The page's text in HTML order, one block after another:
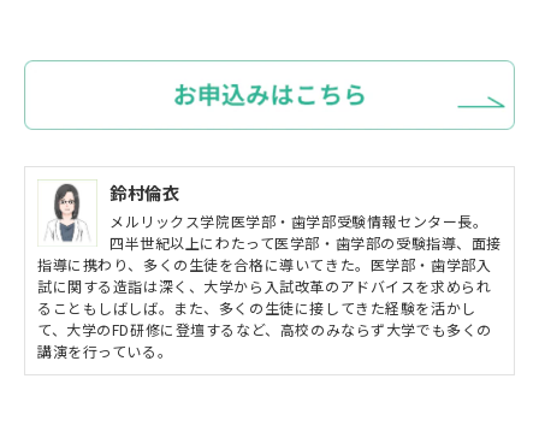
鈴村倫衣
メルリックス学院医学部・歯学部受験情報センター長。
四半世紀以上にわたって医学部・歯学部の受験指導、面接
指導に携わり、多くの生徒を合格に導いてきた。医学部・歯学部入
試に関する造詣は深く、大学から入試改革のアドバイスを求められ
ることもしばしば。また、多くの生徒に接してきた経験を活かし
て、大学のFD研修に登壇するなど、高校のみならず大学でも多くの
講演を行っている。